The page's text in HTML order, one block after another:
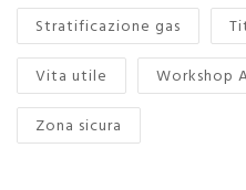
Stratificazione gas
Vita utile
Workshop
Zona sicura